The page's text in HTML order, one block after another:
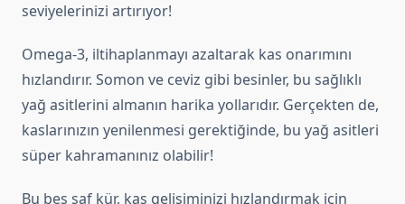
seviyelerinizi artırıyor!
Omega-3, iltihaplanmayı azaltarak kas onarımını
hızlandırır. Somon ve ceviz gibi besinler, bu sağlıklı
yağ asitlerini almanın harika yollarıdır. Gerçekten de,
kaslarınızın yenilenmesi gerektiğinde, bu yağ asitleri
süper kahramanınız olabilir!
Bu beş saf kür, kas gelişiminizi hızlandırmak için